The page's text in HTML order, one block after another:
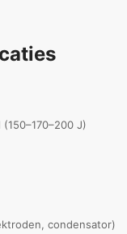
J)
condensator)